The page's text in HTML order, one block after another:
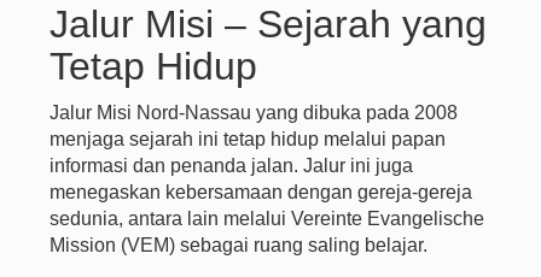
Jalur Misi – Sejarah yang
Tetap Hidup
Jalur Misi Nord-Nassau yang dibuka pada 2008
menjaga sejarah ini tetap hidup melalui papan
informasi dan penanda jalan. Jalur ini juga
menegaskan kebersamaan dengan gereja-gereja
sedunia, antara lain melalui Vereinte Evangelische
Mission (VEM) sebagai ruang saling belajar.